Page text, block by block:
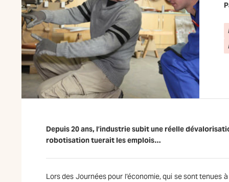
Depuis 20 ans, l’industrie subit une réelle
robotisation tuerait les emplois…
Lors des Journées pour l’économie, qui se sont tenues